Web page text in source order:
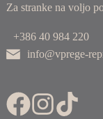
Za stranke na voljo
+386 40 984 220
info@vprege-